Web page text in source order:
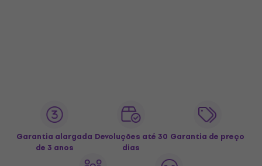
Garantia alargada
de 3 anos
Devoluções até 30
dias
Garantia de preço